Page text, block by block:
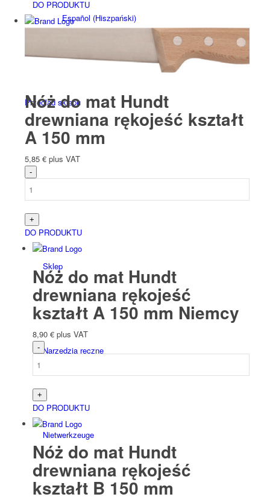
Español (Hiszpański)
Przegląd sklepu
Produkty
Sklep
Narzędzia ręczne
Niet­werk­zeuge
DO PRODUKTU
Nóż do mat Hundt
drewniana rękojeść kształt
A 150 mm
5,85 € plus VAT
DO PRODUKTU
Nóż do mat Hundt
drewniana rękojeść
kształt A 150 mm Niemcy
8,90 € plus VAT
DO PRODUKTU
Nóż do mat Hundt
drewniana rękojeść
kształt B 150 mm